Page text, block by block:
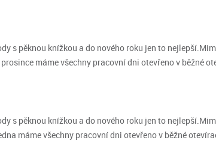
s pěknou knížkou a do nového roku jen to
máme všechny pracovní dni otevřeno v běžné
s pěknou knížkou a do nového roku jen to
máme všechny pracovní dni otevřeno v běžné